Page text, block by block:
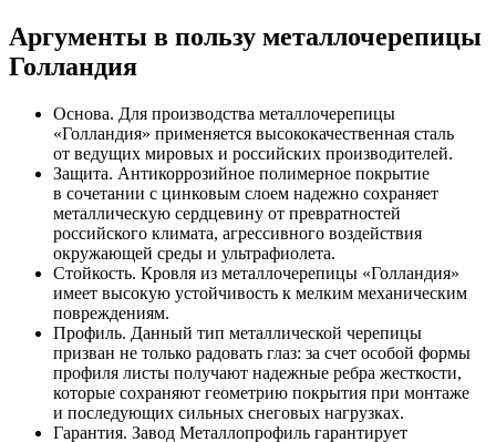
Аргументы в пользу металлочерепицы
Голландия
Основа. Для производства металлочерепицы
«Голландия» применяется высококачественная сталь
от ведущих мировых и российских производителей.
Защита. Антикоррозийное полимерное покрытие
в сочетании с цинковым слоем надежно сохраняет
металлическую сердцевину от превратностей
российского климата, агрессивного воздействия
окружающей среды и ультрафиолета.
Стойкость. Кровля из металлочерепицы «Голландия»
имеет высокую устойчивость к мелким механическим
повреждениям.
Профиль. Данный тип металлической черепицы
призван не только радовать глаз: за счет особой формы
профиля листы получают надежные ребра жесткости,
которые сохраняют геометрию покрытия при монтаже
и последующих сильных снеговых нагрузках.
Гарантия. Завод Металлопрофиль гарантирует